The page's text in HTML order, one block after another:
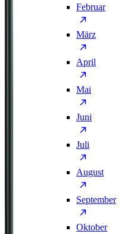
Februar
März
April
Mai
Juni
Juli
August
September
Oktober